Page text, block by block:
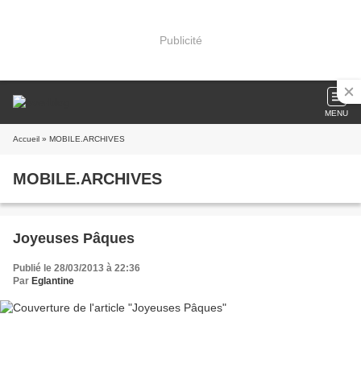
Publicité
MENU
Accueil » MOBILE.ARCHIVES
MOBILE.ARCHIVES
Joyeuses Pâques
Publié le 28/03/2013 à 22:36
Par Eglantine